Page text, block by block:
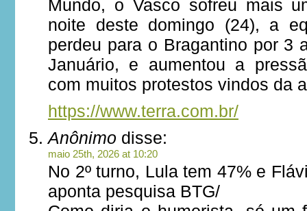
Mundo, o Vasco sofreu mais
noite deste domingo (24), a
perdeu para o Bragantino por 3
Januário, e aumentou a
com muitos protestos vindos da
https://www.terra.com.br/
Anônimo disse:
maio 25th, 2026 at 10:20
No 2º turno, Lula tem 47% e
aponta pesquisa BTG/